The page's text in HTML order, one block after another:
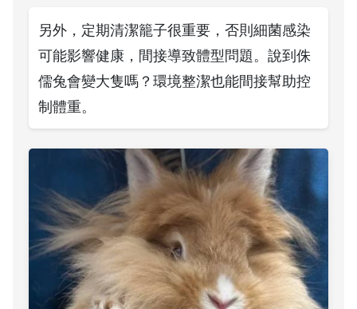
另外，定期清潔籠子很重要，否則細菌感染
可能影響健康，間接導致體型問題。說到侏
儒兔會變大隻嗎？環境整潔也能間接幫助控
制體重。